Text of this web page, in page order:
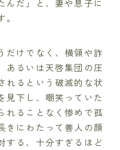
んだ」と、妻や息子に
だけでなく、横領や詐
あるいは天啓集団の圧
れるという破滅的な状
見下し、嘲笑っていた
れることなく惨めで孤
きにわたって善人の顔
する、十分すぎるほど